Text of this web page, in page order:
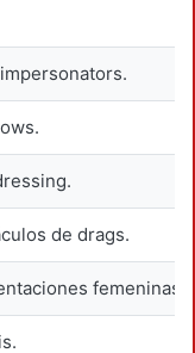
de drags.
femeninas